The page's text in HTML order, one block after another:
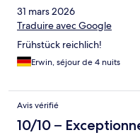
31 mars 2026
Traduire avec Google
Frühstück reichlich!
Erwin, séjour de 4 nuits
Avis vérifié
10/10 –